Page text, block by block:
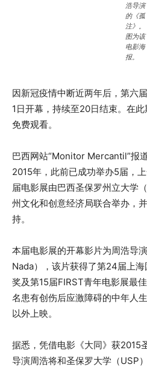
浩导演
的《孤
注》。
图为该
电影海
报。
因新冠疫情中断近两年后，第六
1日开幕，持续至20日结束。在
免费观看。
巴西网站“Monitor Mercantil”报
2015年，此前已成功举办5届，
届电影展由巴西圣保罗州立大学
州文化和创意经济局联合举办，
持。
本届电影展的开幕影片为周浩导
Nada），该片获得了第24届上
奖及第15届FIRST青年电影展最
名患有创伤后应激障碍的中年人
以外上映。
据悉，凭借电影《大同》获2015
导演周浩将和圣保罗大学（USP